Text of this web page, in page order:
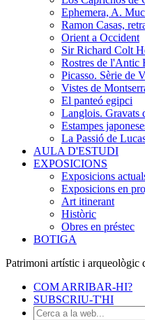
Ephemera, A.
Ramon Casas,
Orient a Occident
Sir Richard Colt
Rostres de l'Antic
Picasso. Sèrie de
Vistes de
El panteó egipci
Langlois. Gravats
Estampes
La Passió de
AULA D'ESTUDI
EXPOSICIONS
Exposicions
Exposicions en
Art itinerant
Històric
Obres en préstec
BOTIGA
Patrimoni artístic i arqueològic
COM ARRIBAR-HI?
SUBSCRIU-T'HI